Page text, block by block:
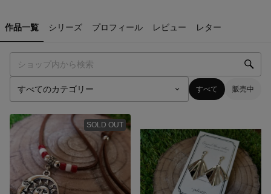
作品一覧 シリーズ プロフィール レビュー レター
すべて 販売中
SOLD OUT